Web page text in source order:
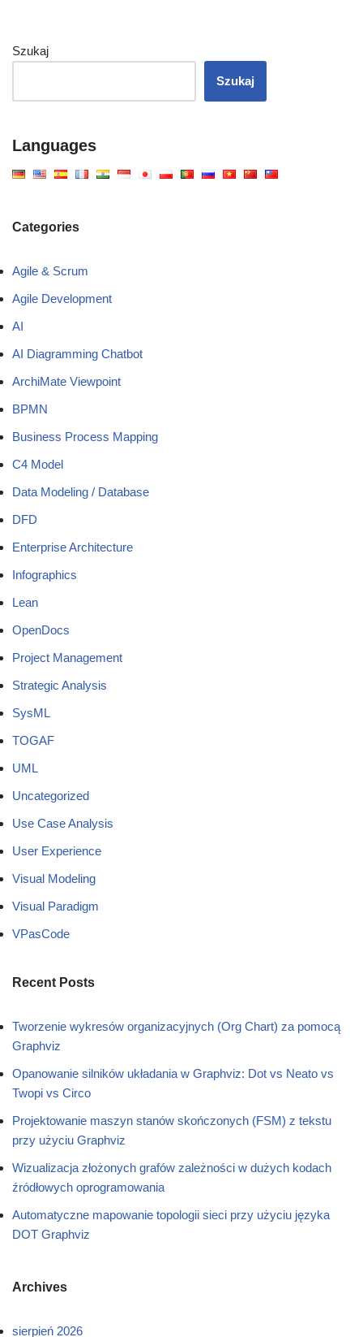
Szukaj
Szukaj
Languages
Categories
Agile & Scrum
Agile Development
AI
AI Diagramming Chatbot
ArchiMate Viewpoint
BPMN
Business Process Mapping
C4 Model
Data Modeling / Database
DFD
Enterprise Architecture
Infographics
Lean
OpenDocs
Project Management
Strategic Analysis
SysML
TOGAF
UML
Uncategorized
Use Case Analysis
User Experience
Visual Modeling
Visual Paradigm
VPasCode
Recent Posts
Tworzenie wykresów organizacyjnych (Org Chart) za pomocą
Graphviz
Opanowanie silników układania w Graphviz: Dot vs Neato vs
Twopi vs Circo
Projektowanie maszyn stanów skończonych (FSM) z tekstu
przy użyciu Graphviz
Wizualizacja złożonych grafów zależności w dużych kodach
źródłowych oprogramowania
Automatyczne mapowanie topologii sieci przy użyciu języka
DOT Graphviz
Archives
sierpień 2026